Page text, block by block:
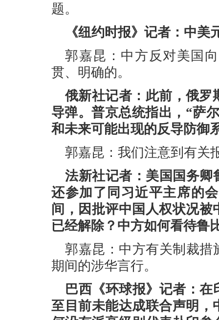
题。
《纽约时报》记者：中
郭嘉昆：中方反对美国
贯、明确的。
俄新社记者：此前，俄罗
导弹。普京总统指出，“萨
和未来可能出现的反导防御
郭嘉昆：我们注意到有关
法新社记者：美国国务卿
还参加了同习近平主席的
间，因批评中国人权状况
已经解除？中方如何看待鲁
郭嘉昆：中方有关制裁措
期间的涉华言行。
巴西《环球报》记者：
至目前未能达成联合声明